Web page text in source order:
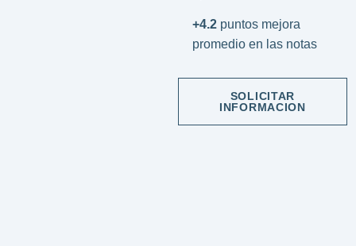
+4.2 puntos mejora
promedio en las notas
SOLICITAR
INFORMACION